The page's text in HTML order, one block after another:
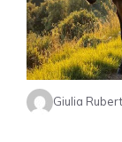
Giulia